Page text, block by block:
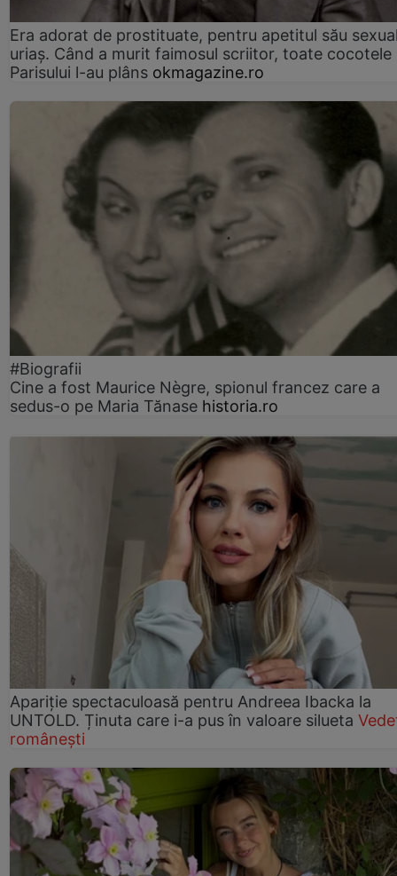
Era adorat de prostituate, pentru apetitul său
uriaș. Când a murit faimosul scriitor, toate cocotele
Parisului l-au plâns okmagazine.ro
#Biografii
Cine a fost Maurice Nègre, spionul francez care a
sedus-o pe Maria Tănase historia.ro
Apariție spectaculoasă pentru Andreea Ibacka la
UNTOLD. Ținuta care i-a pus în valoare silueta
românești